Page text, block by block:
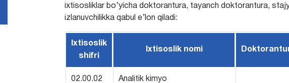
ixtisosliklar bо‘yicha doktorantura, tayanch doktorantura,
izlanuvchilikka qabul e’lon qiladi:
Ixtisoslik
shifri
Ixtisoslik nomi
02.00.02 Analitik kimyo